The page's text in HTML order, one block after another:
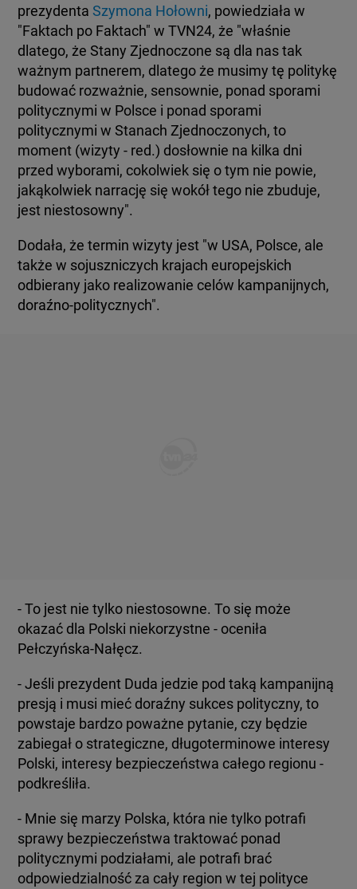
prezydentaSzymona Hołowni, powiedziała w
"Faktach po Faktach" w TVN24, że "właśnie
dlatego, że Stany Zjednoczone są dla nas tak
ważnym partnerem, dlatego że musimy tę politykę
budować rozważnie, sensownie, ponad sporami
politycznymi w Polsce i ponad sporami
politycznymi w Stanach Zjednoczonych, to
moment (wizyty - red.) dosłownie na kilka dni
przed wyborami, cokolwiek się o tym nie powie,
jakąkolwiek narrację się wokół tego nie zbuduje,
jest niestosowny".
Dodała, że termin wizyty jest "w USA, Polsce, ale
także w sojuszniczych krajach europejskich
odbierany jako realizowanie celów kampanijnych,
doraźno-politycznych".
- To jest nie tylko niestosowne. To się może
okazać dla Polski niekorzystne - oceniła
Pełczyńska-Nałęcz.
- Jeśli prezydent Duda jedzie pod taką kampanijną
presją i musi mieć doraźny sukces polityczny, to
powstaje bardzo poważne pytanie, czy będzie
zabiegał o strategiczne, długoterminowe interesy
Polski, interesy bezpieczeństwa całego regionu -
podkreśliła.
- Mnie się marzy Polska, która nie tylko potrafi
sprawy bezpieczeństwa traktować ponad
politycznymi podziałami, ale potrafi brać
odpowiedzialność za cały region w tej polityce
POLITYKA PRYWATNOŚCI
Copyright (C) 1997-2025 Korzystanie z materiałów redakcyjnych TVN S.A. / TVN Media Sp. z
o.o. wymaga wcześniejszej zgody TVN S.A./ TVN Media Sp. z o.o. oraz zawarcia stosownej
umowy licencyjnej. Na podstawie art. 25 ust. 1 pkt. 1 b) ustawy o prawie autorskim i prawach
pokrewnych TVN S.A. / TVN Media Sp. z o.o. wyraźnie zastrzega, że dalsze
rozpowszechnianie artykułów zamieszczonych w programach oraz na stronach
internetowych TVN S.A. / TVN Media Sp. z o.o. jest zabronione.